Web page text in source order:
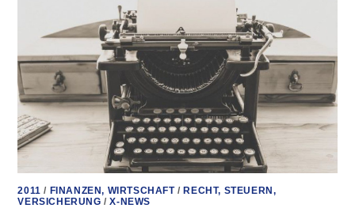
2011 / FINANZEN, WIRTSCHAFT/RECHT, STEUERN,
VERSICHERUNG /X-NEWS